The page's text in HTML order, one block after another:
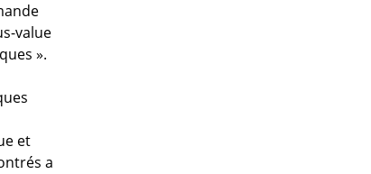
value
».
et
a